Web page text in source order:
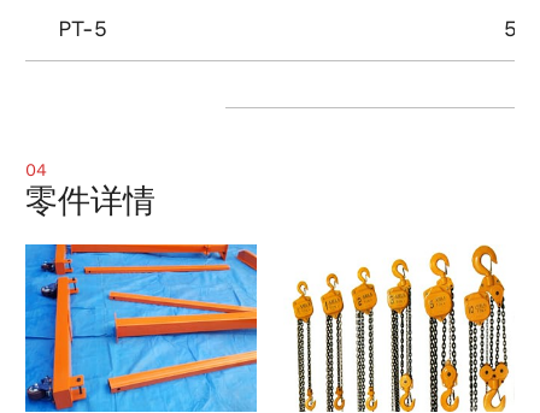
PT-5
04
零件详情